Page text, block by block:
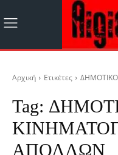
Αρχική Ετικέτες
Tag:
ΑΠΟΛΛΩΝ